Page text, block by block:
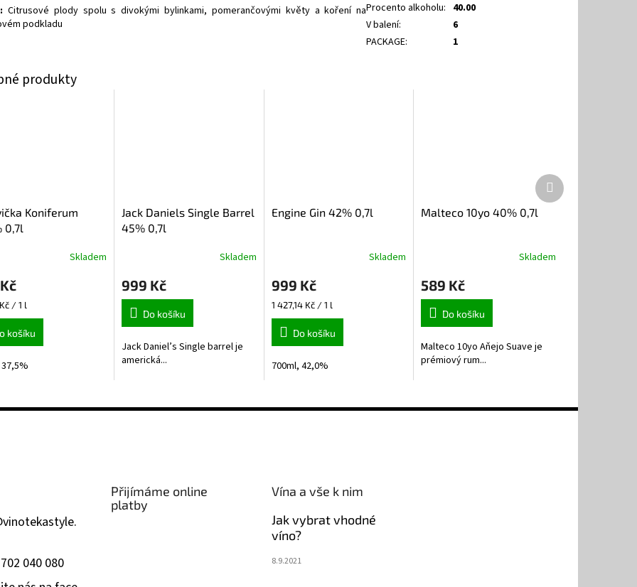
Citrusové plody spolu s divokými bylinkami, pomerančovými květy a koření na
podkladu
Procento alkoholu: 40.00
V balení:
6
PACKAGE: 1
Koniferum
0,7l
Skladem
/ 1 l
košíku
Jack Daniels Single Barrel
45% 0,7l
Skladem
999 Kč
Do košíku
Jack Daniel’s Single barrel je
americká...
Engine Gin 42% 0,7l
Skladem
999 Kč
Měrná
cena:
1 427,14 Kč / 1 l
Do košíku
700ml, 42,0%
Malteco 10yo 40% 0,7l
Skladem
589 Kč
Do košíku
Malteco 10yo Aňejo Suave je
prémiový rum...
Další
produkt
vinotekastyle.
040 080
Přijímáme online
platby
Vína a vše k nim
Jak vybrat vhodné
víno?
8.9.2021